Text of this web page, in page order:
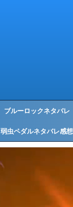
ブルーロックネタバレ
弱虫ペダルネタバレ感想